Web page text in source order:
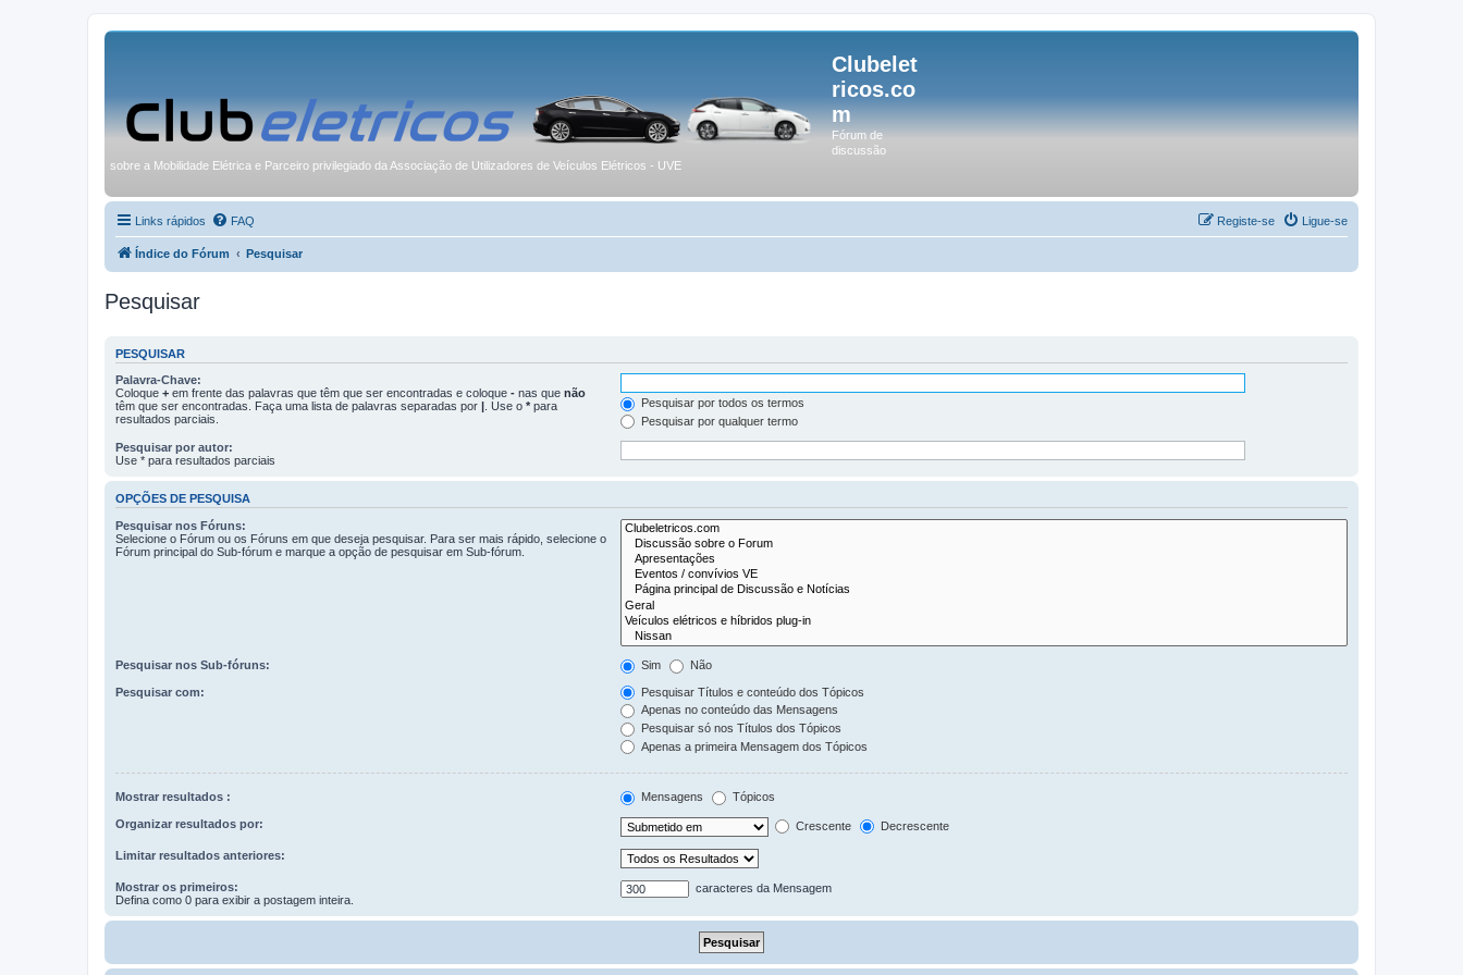
Clubelet
ricos.co
m
Fórum de
discussão
sobre a Mobilidade Elétrica e Parceiro privilegiado da Associação de Utilizadores de Veículos Elétricos - UVE
Links rápidos FAQ Ligue-se
Registe-se
Índice do Fórum Pesquisar
Pesquisar
PESQUISAR
Palavra-Chave:
Coloque + em frente das palavras que têm que ser encontradas e coloque - nas que não
têm que ser encontradas. Faça uma lista de palavras separadas por | . Use o * para
resultados parciais.
Pesquisar por todos os termos
Pesquisar por qualquer termo
Pesquisar por autor:
Use * para resultados parciais
OPÇÕES DE PESQUISA
Pesquisar nos Fóruns:
Selecione o Fórum ou os Fóruns em que deseja pesquisar. Para ser mais rápido, selecione o
Fórum principal do Sub-fórum e marque a opção de pesquisar em Sub-fórum.
Pesquisar nos Sub-fóruns: Sim Não
Pesquisar com:
Pesquisar Títulos e conteúdo dos Tópicos
Apenas no conteúdo das Mensagens
Pesquisar só nos Títulos dos Tópicos
Apenas a primeira Mensagem dos Tópicos
Mostrar resultados : Mensagens Tópicos
Organizar resultados por: Crescente Decrescente
Limitar resultados anteriores:
Mostrar os primeiros:
Defina como 0 para exibir a postagem inteira.
caracteres da Mensagem